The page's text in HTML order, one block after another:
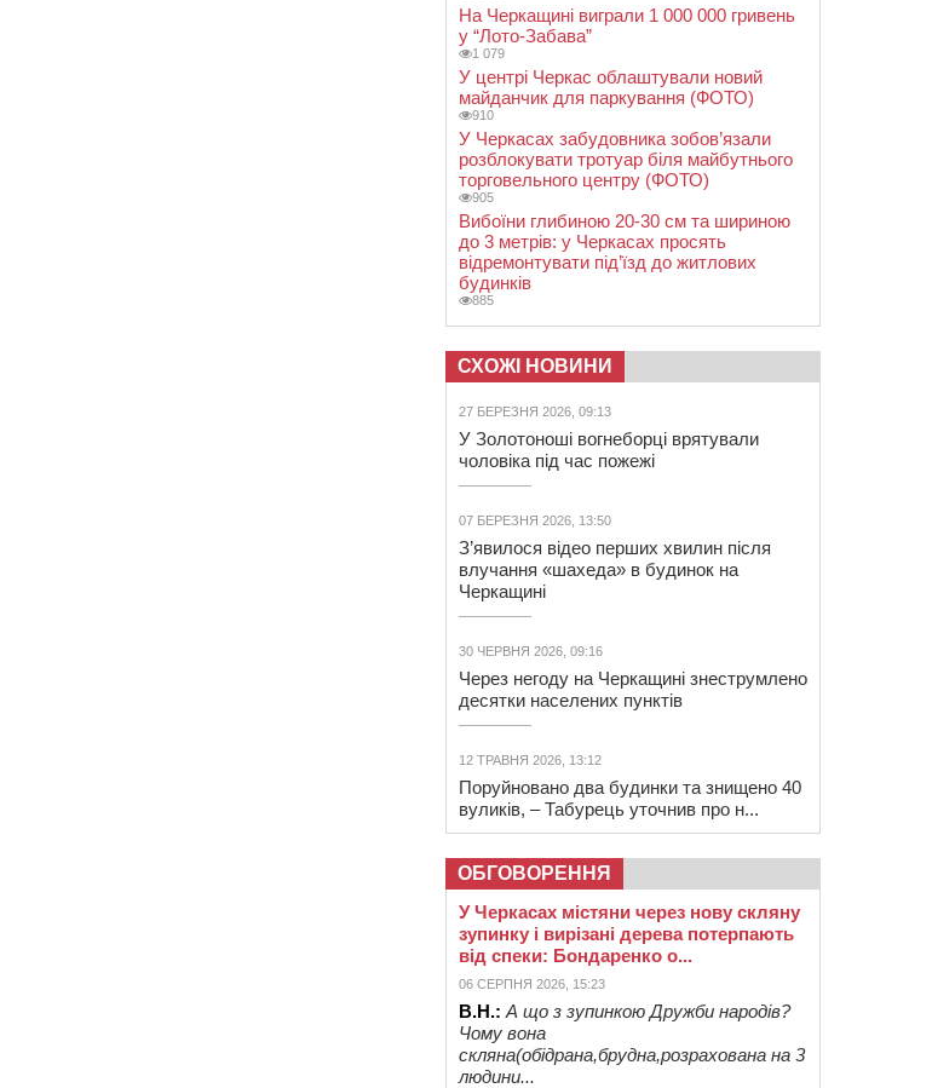
На Черкащині виграли 1 000 000 гривень
у “Лото-Забава”
1 079
У центрі Черкас облаштували новий
майданчик для паркування (ФОТО)
910
У Черкасах забудовника зобов’язали
розблокувати тротуар біля майбутнього
торговельного центру (ФОТО)
905
Вибоїни глибиною 20-30 см та шириною
до 3 метрів: у Черкасах просять
відремонтувати під’їзд до житлових
будинків
885
СХОЖІ НОВИНИ
27 БЕРЕЗНЯ 2026, 09:13
У Золотоноші вогнеборці врятували
чоловіка під час пожежі
07 БЕРЕЗНЯ 2026, 13:50
З’явилося відео перших хвилин після
влучання «шахеда» в будинок на
Черкащині
30 ЧЕРВНЯ 2026, 09:16
Через негоду на Черкащині знеструмлено
десятки населених пунктів
12 ТРАВНЯ 2026, 13:12
Поруйновано два будинки та знищено 40
вуликів, – Табурець уточнив про н...
ОБГОВОРЕННЯ
У Черкасах містяни через нову скляну
зупинку і вирізані дерева потерпають
від спеки: Бондаренко о...
06 СЕРПНЯ 2026, 15:23
В.Н.: А що з зупинкою Дружби народів?
Чому вона
скляна(обідрана,брудна,розрахована на 3
людини...